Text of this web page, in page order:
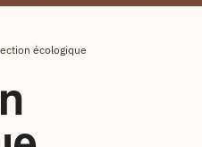
écologique